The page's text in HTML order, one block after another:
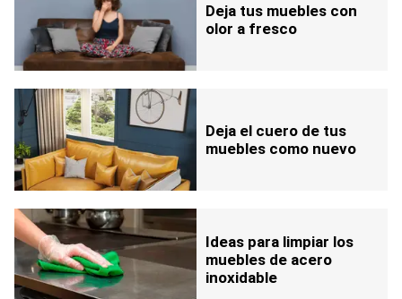
Deja tus muebles con
olor a fresco
Deja el cuero de tus
muebles como nuevo
Ideas para limpiar los
muebles de acero
inoxidable